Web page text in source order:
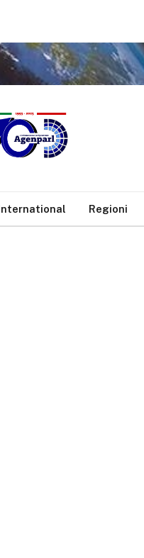
Regioni